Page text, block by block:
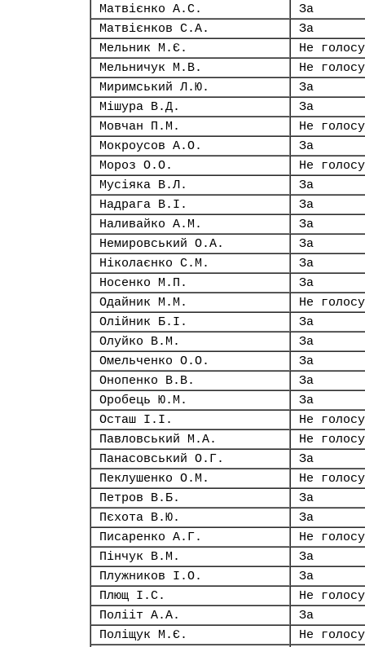
Матвієнко А.С.
За
Матвієнков С.А.
За
Мельник М.Є.
Не
Мельничук М.В.
Не
Миримський Л.Ю.
За
Мішура В.Д.
За
Мовчан П.М.
Не
Мокроусов А.О.
За
Мороз О.О.
Не
Мусіяка В.Л.
За
Надрага В.І.
За
Наливайко А.М.
За
Немировський О.А.
За
Ніколаєнко С.М.
За
Носенко М.П.
За
Одайник М.М.
Не
Олійник Б.І.
За
Олуйко В.М.
За
Омельченко О.О.
За
Онопенко В.В.
За
Оробець Ю.М.
За
Осташ І.І.
Не
Павловський М.А.
Не
Панасовський О.Г.
За
Пеклушенко О.М.
Не
Петров В.Б.
За
Пєхота В.Ю.
За
Писаренко А.Г.
Не
Пінчук В.М.
За
Плужников І.О.
За
Плющ І.С.
Не
Полііт А.А.
За
Поліщук М.Є.
Не